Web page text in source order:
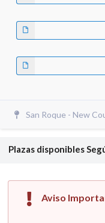
San Roque - New
Plazas disponibles
Aviso